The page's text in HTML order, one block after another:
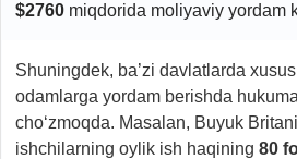
$2760 miqdorida moliyaviy yordam
Shuningdek, ba’zi davlatlarda
odamlarga yordam berishda
cho‘zmoqda. Masalan, Buyuk
ishchilarning oylik ish haqining 80